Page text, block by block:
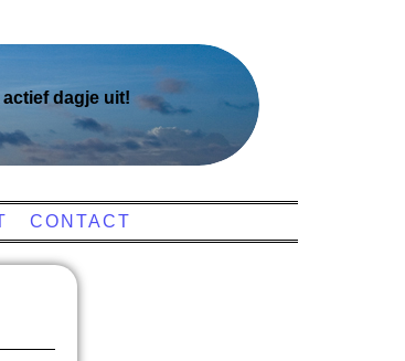
dagje uit!
CONTACT